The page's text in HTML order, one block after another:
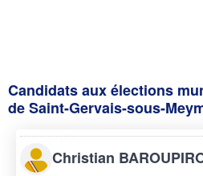
Candidats aux élections
de Saint-Gervais-sous-
Christian